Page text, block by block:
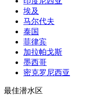
埃及
马尔代夫
泰国
菲律宾
加拉帕戈斯
墨西哥
密克罗尼西亚
最佳潜水区